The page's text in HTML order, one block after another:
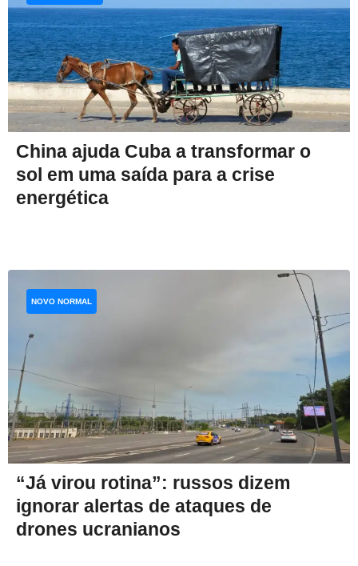
China ajuda Cuba a transformar o
sol em uma saída para a crise
energética
“Já virou rotina”: russos dizem
ignorar alertas de ataques de
drones ucranianos
NOVO NORMAL